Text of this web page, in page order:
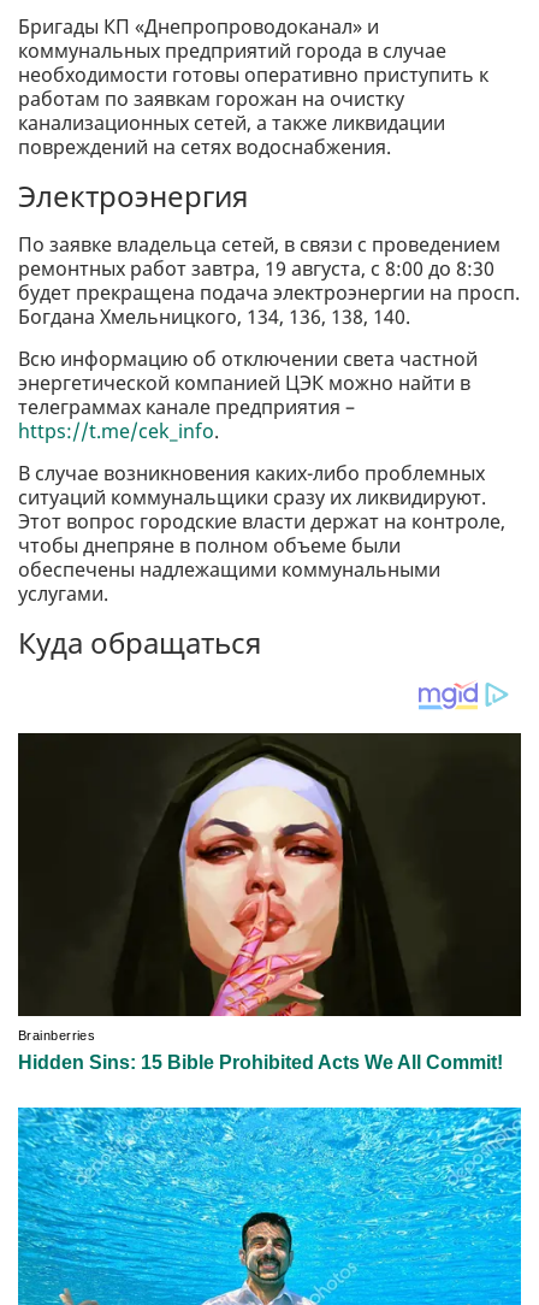
Бригады КП «Днепропроводоканал» и
коммунальных предприятий города в случае
необходимости готовы оперативно приступить к
работам по заявкам горожан на очистку
канализационных сетей, а также ликвидации
повреждений на сетях водоснабжения.
Электроэнергия
По заявке владельца сетей, в связи с проведением
ремонтных работ завтра, 19 августа, с 8:00 до 8:30
будет прекращена подача электроэнергии на просп.
Богдана Хмельницкого, 134, 136, 138, 140.
Всю информацию об отключении света частной
энергетической компанией ЦЭК можно найти в
телеграммах канале предприятия –
https://t.me/cek_info.
В случае возникновения каких-либо проблемных
ситуаций коммунальщики сразу их ликвидируют.
Этот вопрос городские власти держат на контроле,
чтобы днепряне в полном объеме были
обеспечены надлежащими коммунальными
услугами.
Куда обращаться